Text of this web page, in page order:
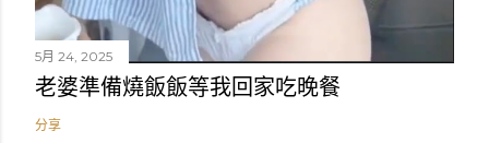
5月 24, 2025
老婆準備燒飯飯等我回家吃晚餐
分享